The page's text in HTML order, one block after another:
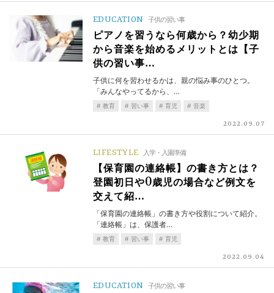
EDUCATION 子供の習い事
ピアノを習うなら何歳から？幼少期
から音楽を始めるメリットとは【子
供の習い事…
子供に何を習わせるかは、親の悩み事のひとつ。
「みんなやってるから、…
教育 習い事 育児 音楽
2022.09.07
LIFESTYLE 入学・入園準備
【保育園の連絡帳】の書き方とは？
登園初日や0歳児の場合など例文を
交えて紹…
「保育園の連絡帳」の書き方や役割について紹介。
「連絡帳」は、保護者…
教育 習い事 育児
2022.09.04
EDUCATION 子供の習い事